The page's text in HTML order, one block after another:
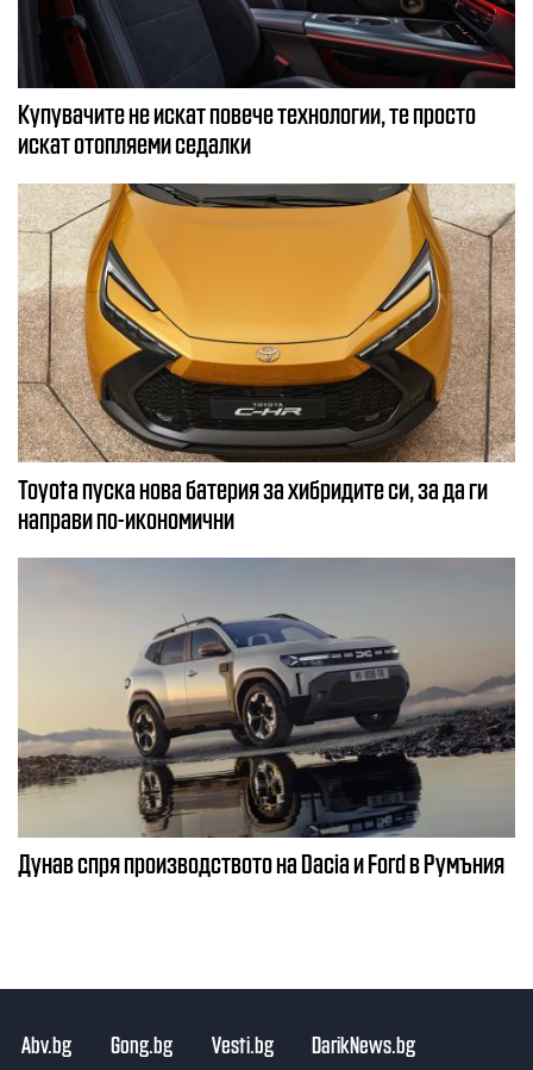
Купувачите не искат повече технологии, те просто
искат отопляеми седалки
Toyota пуска нова батерия за хибридите си, за да ги
направи по-икономични
Дунав спря производството на Dacia и Ford в Румъния
Abv.bg Gong.bg Vesti.bg DarikNews.bg